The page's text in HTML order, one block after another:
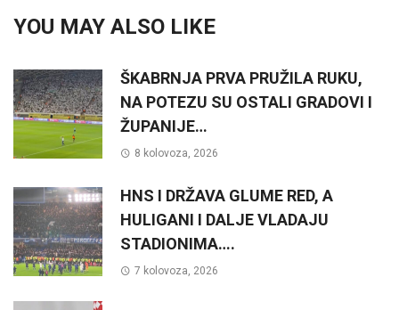
YOU MAY ALSO LIKE
ŠKABRNJA PRVA PRUŽILA RUKU,
NA POTEZU SU OSTALI GRADOVI I
ŽUPANIJE…
8 kolovoza, 2026
HNS I DRŽAVA GLUME RED, A
HULIGANI I DALJE VLADAJU
STADIONIMA….
7 kolovoza, 2026